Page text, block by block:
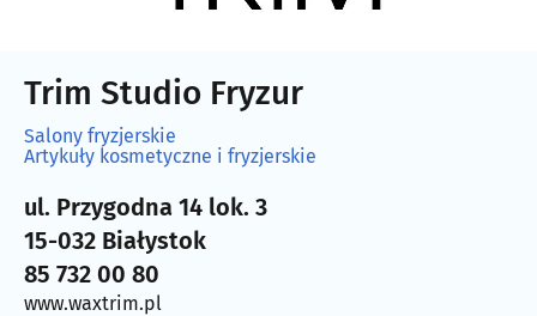
Trim Studio Fryzur
Salony fryzjerskie
Artykuły kosmetyczne i fryzjerskie
ul. Przygodna 14 lok. 3
15-032 Białystok
85 732 00 80
www.waxtrim.pl